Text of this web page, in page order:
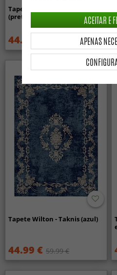
Tapete Wilton - Zebra
(preto/branco)
44.99 €
Tapete Wilton - Taknis (azul)
44.99 € 59.99 €
APENAS
ACEITAR E